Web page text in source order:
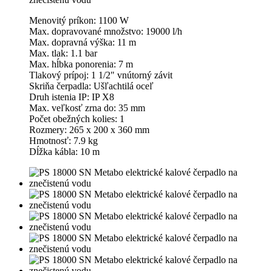
Menovitý príkon: 1100 W
Max. dopravované množstvo: 19000 l/h
Max. dopravná výška: 11 m
Max. tlak: 1.1 bar
Max. hĺbka ponorenia: 7 m
Tlakový prípoj: 1 1/2" vnútorný závit
Skriňa čerpadla: Ušľachtilá oceľ
Druh istenia IP: IP X8
Max. veľkosť zrna do: 35 mm
Počet obežných kolies: 1
Rozmery: 265 x 200 x 360 mm
Hmotnosť: 7.9 kg
Dĺžka kábla: 10 m